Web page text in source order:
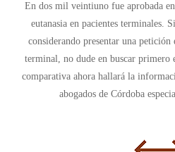
En dos mil veintiuno fue aprobada
eutanasia en pacientes terminales.
considerando presentar una
terminal, no dude en buscar primero
comparativa ahora hallará la
abogados de Córdoba